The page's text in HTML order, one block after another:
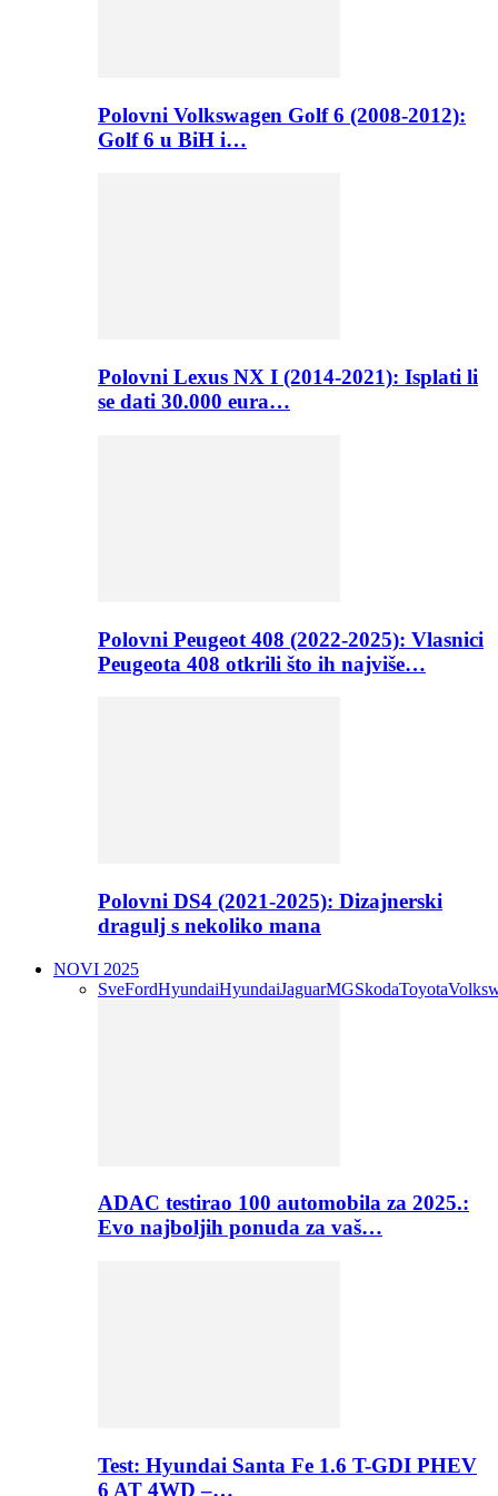
Polovni Volkswagen Golf 6 (2008-2012):
Golf 6 u BiH i…
Polovni Lexus NX I (2014-2021): Isplati li
se dati 30.000 eura…
Polovni Peugeot 408 (2022-2025): Vlasnici
Peugeota 408 otkrili što ih najviše…
Polovni DS4 (2021-2025): Dizajnerski
dragulj s nekoliko mana
NOVI 2025
SveFordHyundaiHyundaiJaguarMGSkodaToyota
ADAC testirao 100 automobila za 2025.:
Evo najboljih ponuda za vaš…
Test: Hyundai Santa Fe 1.6 T-GDI PHEV
6 AT 4WD –…